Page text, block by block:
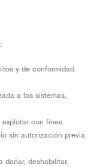
y de conformidad
a los sistemas,
explotar con fines
sin autorización previa
dañar, deshabilitar,